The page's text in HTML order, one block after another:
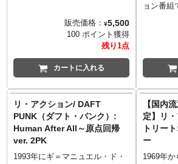
ー、スヴェングーリーのリアク
ションフィギュアが装い新たに
再び登場！今回は、オリジナル
のアートワークに彩られら棺桶
型のBOXパッケージ。顔部分の
が顔を出します！
販売価格： ¥5,500
100 ポイント獲得
残り1点
カートに入れる
ョン番組
して
事が出
吹き込
語『フ
ン』のリ
が装い新
は、キャ
銀紙に
メタリッ
にはヴィ
ノーマン
リデーシ
したくな
リ・アクション/ DAFT
PUNK（ダフト・パンク）:
Human After All～原点回帰
ver. 2PK
1993年にギ＝マニュエル・ド・
【国内
定】リ
トリー
ー
1969年